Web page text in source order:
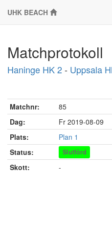
UHK BEACH
Matchprotokoll
Haninge HK 2- Uppsala
Matchnr: 85
Dag:
Fr 2019-08-09
Plats:
Plan 1
Status:
Slutförd
Skott:
-